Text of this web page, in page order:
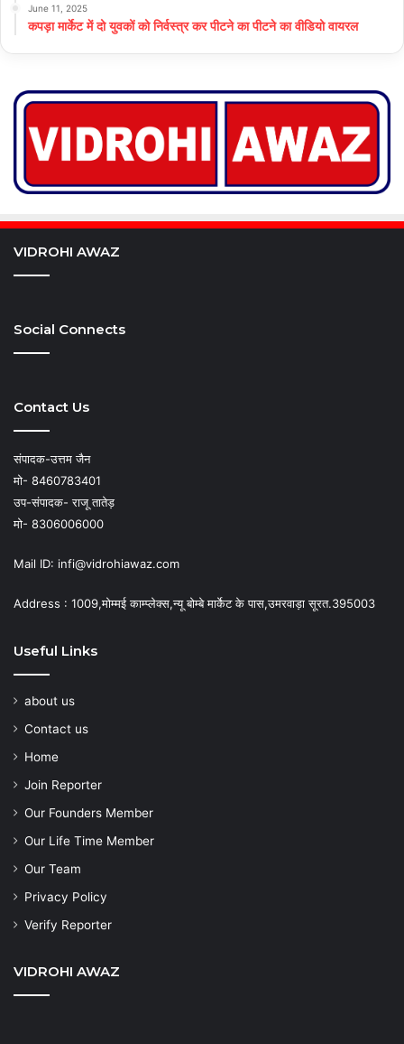
June 11, 2025
कपड़ा मार्केट में दो युवकों को निर्वस्त्र कर पीटने का पीटने का वीडियो वायरल
VIDROHI AWAZ
Social Connects
Contact Us
संपादक-उत्तम जैन
मो- 8460783401
उप-संपादक- राजू तातेड़
मो- 8306006000
Mail ID: infi@vidrohiawaz.com
Address : 1009,मोम्मई काम्प्लेक्स,न्यू बोम्बे मार्केट के पास,उमरवाड़ा सूरत.395003
Useful Links
about us
Contact us
Home
Join Reporter
Our Founders Member
Our Life Time Member
Our Team
Privacy Policy
Verify Reporter
VIDROHI AWAZ